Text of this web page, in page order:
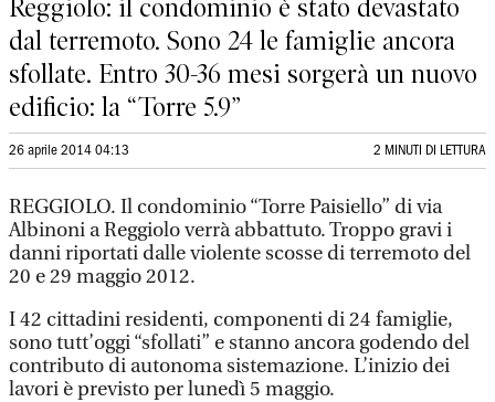
Reggiolo: il condominio è stato devastato
dal terremoto. Sono 24 le famiglie ancora
sfollate. Entro 30-36 mesi sorgerà un nuovo
edificio: la “Torre 5.9”
26 aprile 2014 04:13 2 MINUTI DI LETTURA
REGGIOLO. Il condominio “Torre Paisiello” di via
Albinoni a Reggiolo verrà abbattuto. Troppo gravi i
danni riportati dalle violente scosse di terremoto del
20 e 29 maggio 2012.
I 42 cittadini residenti, componenti di 24 famiglie,
sono tutt’oggi “sfollati” e stanno ancora godendo del
contributo di autonoma sistemazione. L’inizio dei
lavori è previsto per lunedì 5 maggio.